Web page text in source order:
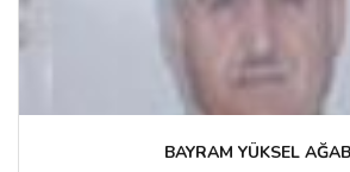
BAYRAM YÜKSEL